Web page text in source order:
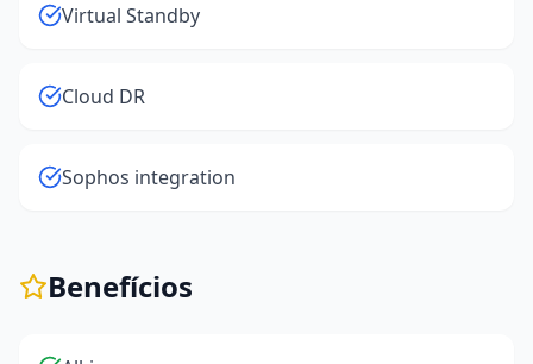
Virtual Standby
Cloud DR
Sophos integration
Benefícios